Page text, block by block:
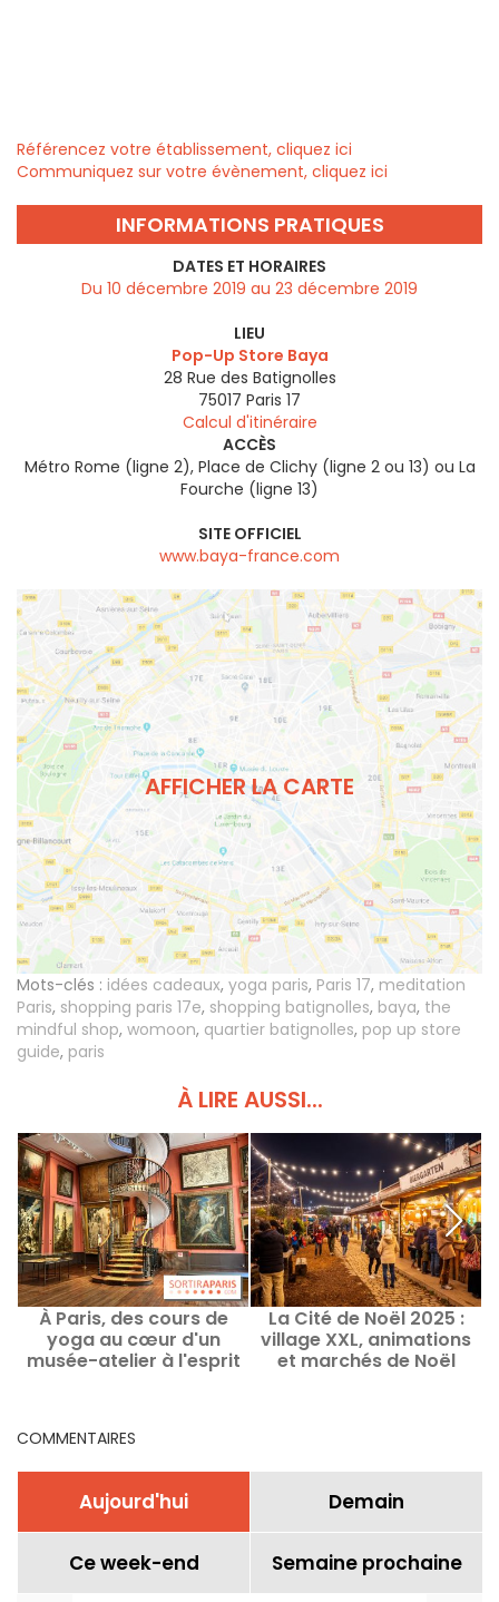
Référencez votre établissement, cliquez ici
Communiquez sur votre évènement, cliquez ici
INFORMATIONS PRATIQUES
DATES ET HORAIRES
Du 10 décembre 2019 au 23 décembre 2019
LIEU
Pop-Up Store Baya
28 Rue des Batignolles
75017 Paris 17
Calcul d'itinéraire
ACCÈS
Métro Rome (ligne 2), Place de Clichy (ligne 2 ou 13) ou La
Fourche (ligne 13)
SITE OFFICIEL
www.baya-france.com
AFFICHER LA CARTE
Mots-clés : idées cadeaux, yoga paris, Paris 17, meditation
Paris, shopping paris 17e, shopping batignolles, baya, the
mindful shop, womoon, quartier batignolles, pop up store
guide, paris
À LIRE AUSSI...
À Paris, des cours de
yoga au cœur d'un
musée-atelier à l'esprit
La Cité de Noël 2025 :
village XXL, animations
et marchés de Noël
COMMENTAIRES
Aujourd'hui Demain
Ce week-end Semaine prochaine